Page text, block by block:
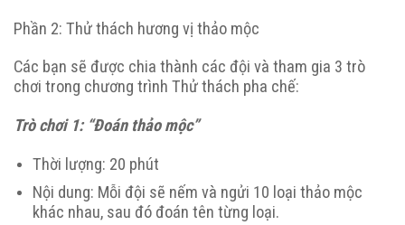
Phần 2: Thử thách hương vị thảo mộc
Các bạn sẽ được chia thành các đội và tham gia 3 trò
chơi trong chương trình Thử thách pha chế:
Trò chơi 1: “Đoán thảo mộc”
Thời lượng: 20 phút
Nội dung: Mỗi đội sẽ nếm và ngửi 10 loại thảo mộc
khác nhau, sau đó đoán tên từng loại.